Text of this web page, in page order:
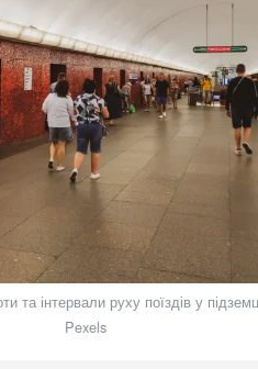
та інтервали руху поїздів у
Pexels